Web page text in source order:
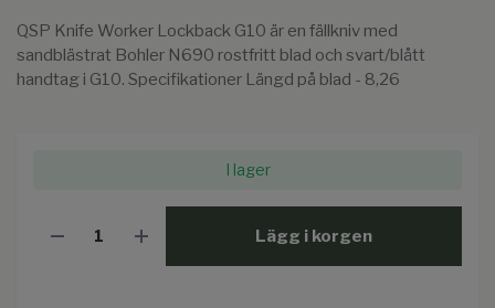
QSP Knife Worker Lockback G10 är en fällkniv med
sandblästrat Bohler N690 rostfritt blad och svart/blått
handtag i G10. Specifikationer Längd på blad - 8,26
I lager
Lägg i korgen